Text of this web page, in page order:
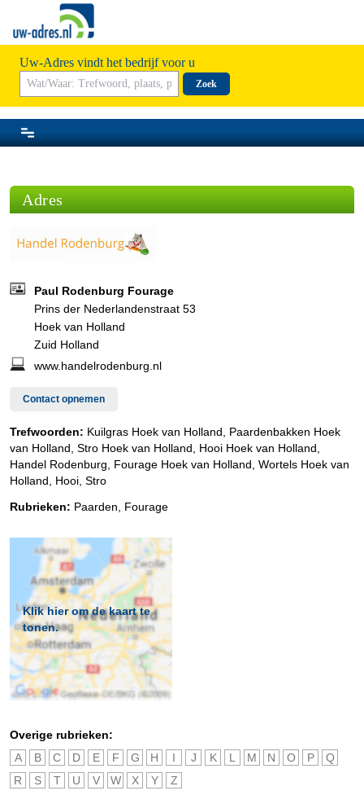
Uw-Adres vindt het bedrijf voor u
Zoek
Adres
Paul Rodenburg Fourage
Prins der Nederlandenstraat 53
Hoek van Holland
Zuid Holland
www.handelrodenburg.nl
Contact opnemen
Trefwoorden: Kuilgras Hoek van Holland, Paardenbakken Hoek
van Holland, Stro Hoek van Holland, Hooi Hoek van Holland,
Handel Rodenburg, Fourage Hoek van Holland, Wortels Hoek van
Holland, Hooi, Stro
Rubrieken: Paarden Fourage
Klik hier om de kaart te
tonen.
Overige rubrieken:
A
B C D E F G H I J K L M N O P
Q
R
S T U V W X Y Z